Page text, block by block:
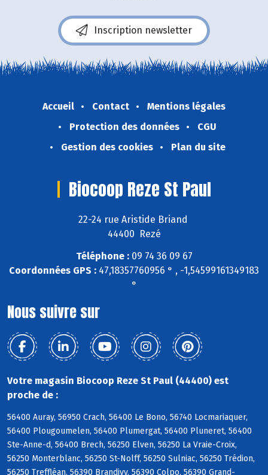
Inscription newsletter
Accueil Contact
Mentions légales
Protection des données
CGU
Gestion des cookies
Plan du site
Biocoop Reze St Paul
22-24 rue Aristide Briand
44400 Rezé
Téléphone :09 74 36 09 67
Coordonnées GPS : 47,18357760956 ° , -1,54599161349183
°
Nous suivre sur
Votre magasin Biocoop Reze St Paul (44400) est
proche de :
56400 Auray, 56950 Crach, 56400 Le Bono, 56740 Locmariaquer,
56400 Plougoumelen, 56400 Plumergat, 56400 Pluneret, 56400
Ste-Anne-d, 56400 Brech, 56250 Elven, 56250 La Vraie-Croix,
56250 Monterblanc, 56250 St-Nolff, 56250 Sulniac, 56250 Trédion,
56250 Treffléan, 56390 Brandivy, 56390 Colpo, 56390 Grand-